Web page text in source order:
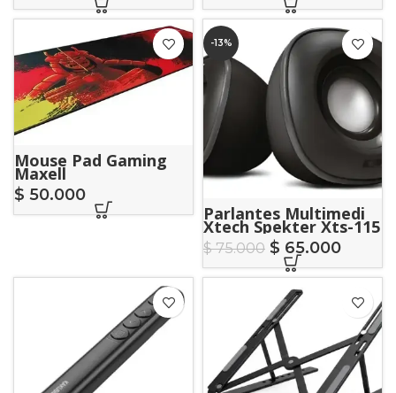
Mouse Pad Gaming
Maxell
$ 50.000
-13%
Parlantes Multimedi
Xtech Spekter Xts-115
$75.000 $ 65.000